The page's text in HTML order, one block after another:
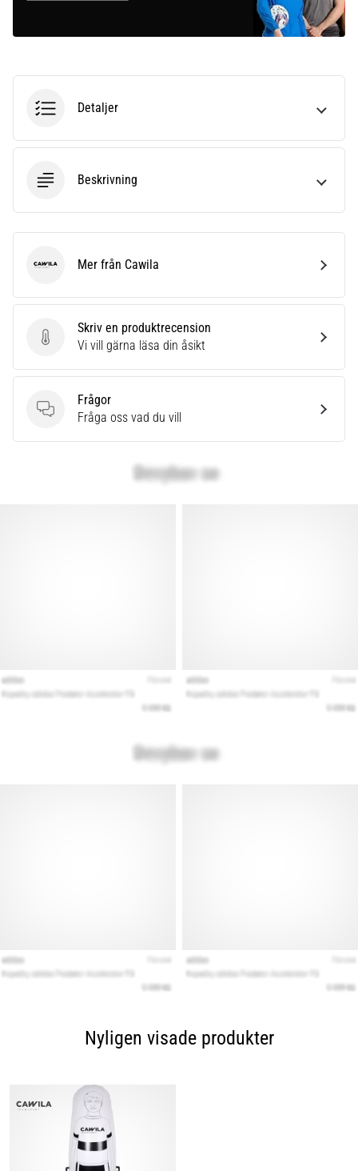
Detaljer
Beskrivning
Skriv en produktrecension
Skriv en produktrecension
Vi vill gärna läsa din åsikt
Frågor
Frågor
Fråga oss vad du vill
Cawila Mer från Cawila
Nyligen visade produkter